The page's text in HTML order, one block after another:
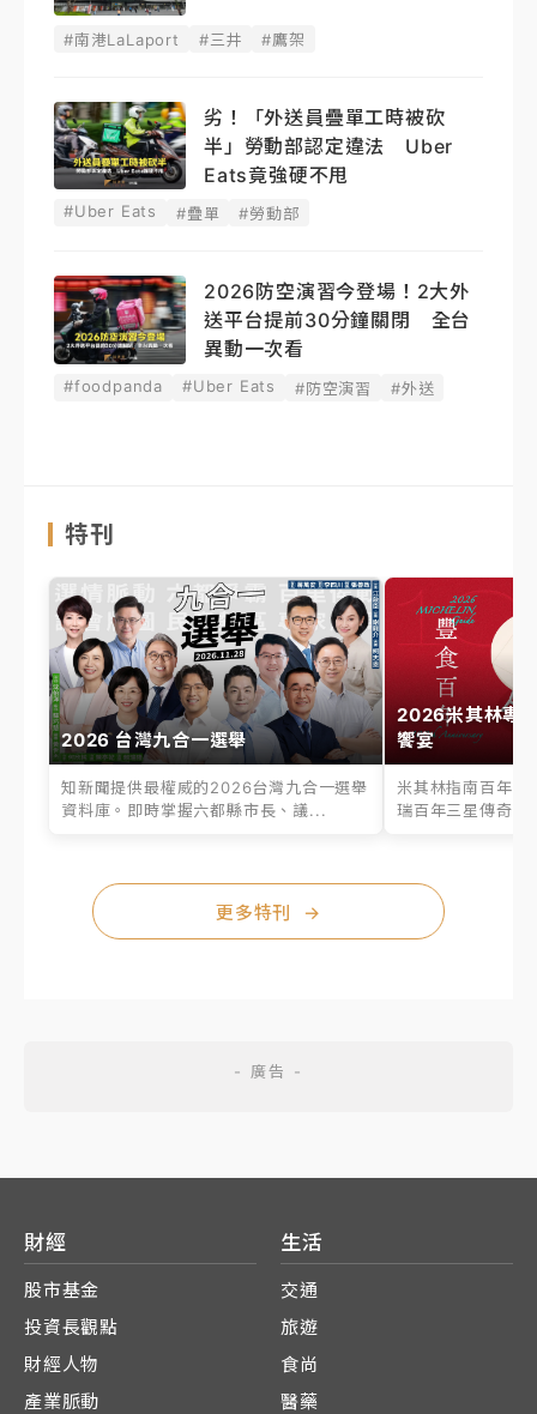
#南港LaLaport #三井 #鷹架
劣！「外送員疊單工時被砍
半」勞動部認定違法 Uber
Eats竟強硬不甩
#Uber Eats #疊單 #勞動部
2026防空演習今登場！2大外
送平台提前30分鐘關閉 全台
異動一次看
#foodpanda #Uber Eats #防空演習 #外送
特刊
2026 台灣九合一選舉
知新聞提供最權威的2026台灣九合一選舉
資料庫。即時掌握六都縣市長、議...
2026米其林專
饗宴
米其林指南百年之
瑞百年三星傳奇、
更多特刊 →
財經
股市基金
投資長觀點
財經人物
產業脈動
生活
交通
旅遊
食尚
醫藥